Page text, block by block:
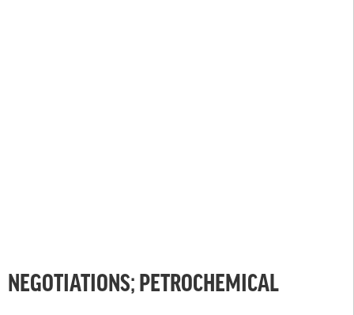
NEGOTIATIONS; PETROCHEMICAL